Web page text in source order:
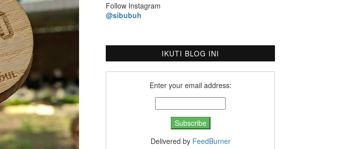
Follow Instagram
@sibubuh
IKUTI BLOG INI
Enter your email address:
Delivered by FeedBurner